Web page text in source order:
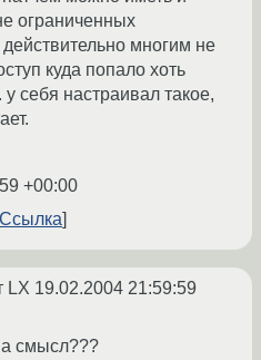
ограниченных
многим не
куда попало хоть
себя настраивал такое,
+00:00
Ссылка
LX 19.02.2004 21:59:59
а смысл???